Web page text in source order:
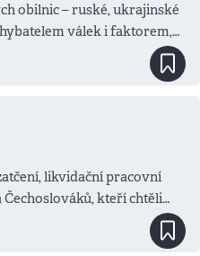
obilnic – ruské, ukrajinské
válek i faktorem,
likvidační pracovní
kteří chtěli
lety dostali šanci jít umírat